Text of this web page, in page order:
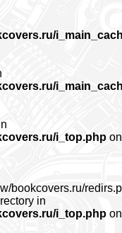
i_top.php on
bookcovers.ru/
in
i_top.php on